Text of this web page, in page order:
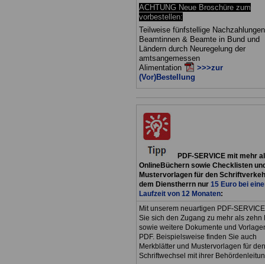
ACHTUNG Neue Broschüre zum
vorbestellen:
Teilweise fünfstellige
Beamtinnen & Beamte in Bund und
Ländern durch Neuregelung der
amtsangemessen
Alimentation
>>>zur
(Vor)Bestellung
PDF-SERVICE mit mehr
OnlineBüchern sowie Checklisten
Mustervorlagen für den
dem Dienstherrn nur 15 Euro bei
Laufzeit von 12 Monaten:
Mit unserem neuartigen PDF-
Sie sich den Zugang zu mehr als zehn
sowie weitere Dokumente und
PDF. Beispielsweise finden Sie auch
Merkblätter und Mustervorlagen für den
Schriftwechsel mit ihrer